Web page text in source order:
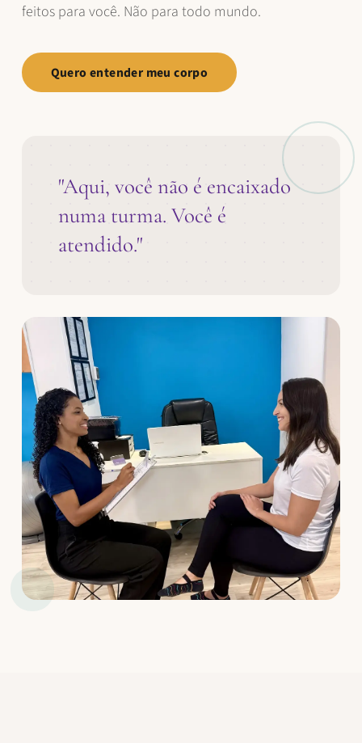
feitos para você. Não para todo mundo.
Quero entender meu corpo
"Aqui, você não é encaixado
numa turma. Você é
atendido."